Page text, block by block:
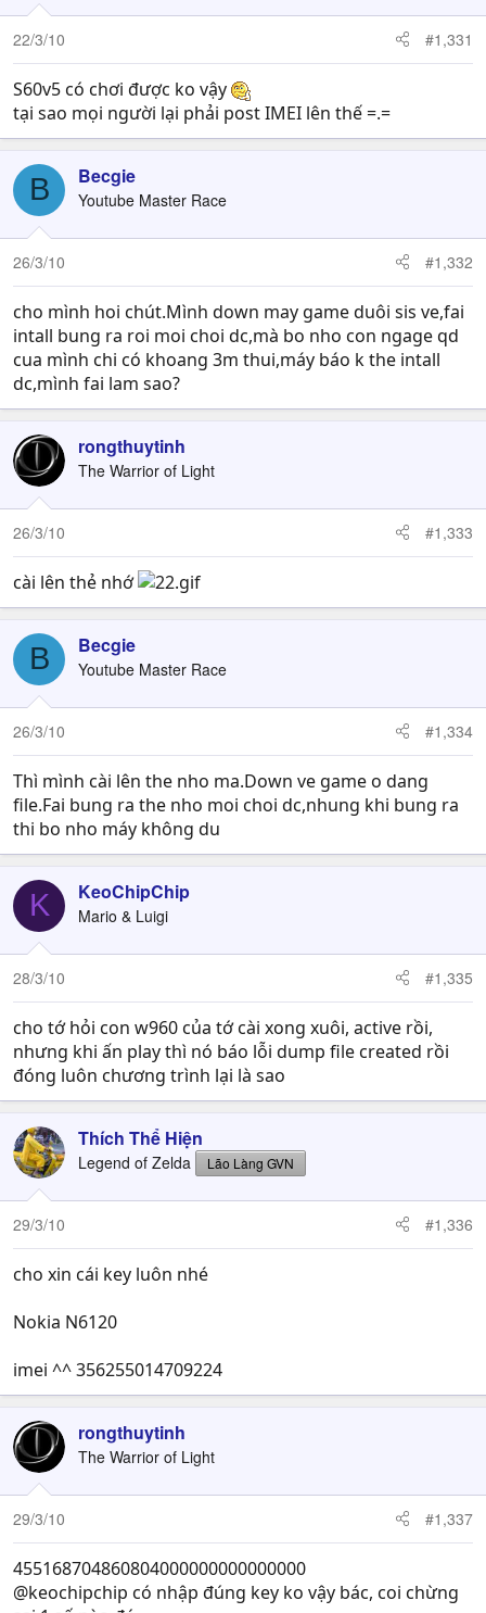
22/3/10 #1,331
S60v5 có chơi được ko vậy
tại sao mọi người lại phải post IMEI lên thế =.=
B Becgie
Youtube Master Race
26/3/10 #1,332
cho mình hoi chút.Mình down may game duôi sis ve,fai
intall bung ra roi moi choi dc,mà bo nho con ngage qd
cua mình chi có khoang 3m thui,máy báo k the intall
dc,mình fai lam sao?
rongthuytinh
The Warrior of Light
26/3/10 #1,333
cài lên thẻ nhớ
B Becgie
Youtube Master Race
26/3/10 #1,334
Thì mình cài lên the nho ma.Down ve game o dang
file.Fai bung ra the nho moi choi dc,nhung khi bung ra
thi bo nho máy không du
K KeoChipChip
Mario & Luigi
28/3/10 #1,335
cho tớ hỏi con w960 của tớ cài xong xuôi, active rồi,
nhưng khi ấn play thì nó báo lỗi dump file created rồi
đóng luôn chương trình lại là sao
Thích Thể Hiện
Legend of Zelda Lão Làng GVN
29/3/10 #1,336
cho xin cái key luôn nhé
Nokia N6120
imei ^^ 356255014709224
rongthuytinh
The Warrior of Light
29/3/10 #1,337
455168704860804000000000000000
@keochipchip có nhập đúng key ko vậy bác, coi chừng